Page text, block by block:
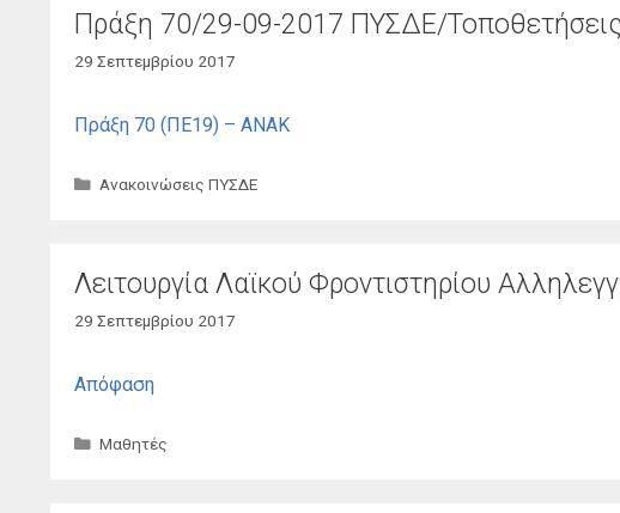
Πράξη 70/29-09-2017 ΠΥΣΔΕ/
29 Σεπτεμβρίου 2017
Πράξη 70 (ΠΕ19) – ΑΝΑΚ
Κατηγορίες
Ανακοινώσεις ΠΥΣΔΕ
Λειτουργία Λαϊκού Φροντιστηρίου
29 Σεπτεμβρίου 2017
Απόφαση
Κατηγορίες
Μαθητές